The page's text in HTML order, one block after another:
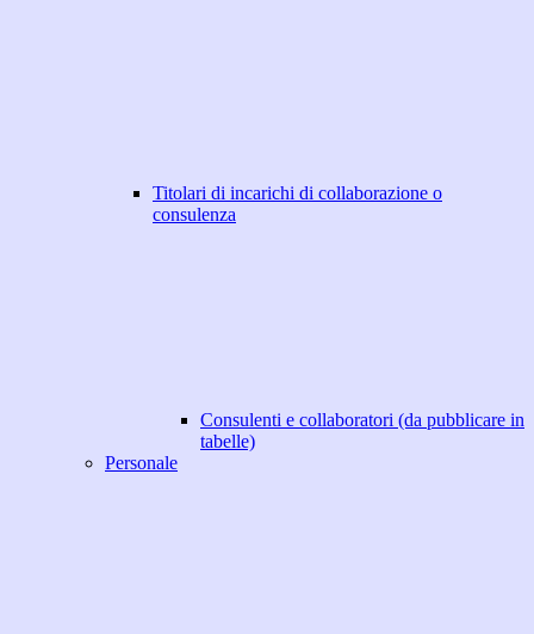
Titolari di incarichi di collaborazione o
consulenza
Consulenti e collaboratori (da pubblicare in
tabelle)
Personale